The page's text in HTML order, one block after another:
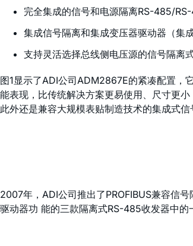
完全集成的信号和电源隔离RS-485/
集成信号隔离和集成变压器驱动器（集
支持灵活选择总线侧电压源的信号隔离
图1显示了ADI公司ADM2867E的紧凑配置，
能表现，比传统解决方案更易使用、尺寸更
此外还是兼容大规模表贴制造技术的集成式
2007年，ADI公司推出了PROFIBUS兼容信
驱动器功 能的三款隔离式RS-485收发器中